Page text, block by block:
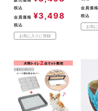
税込
会員価格 ¥3,498
税込
お気に入りに登録
会員価格
税込
お気